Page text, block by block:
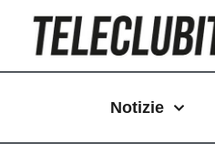
contenuto
Notizie